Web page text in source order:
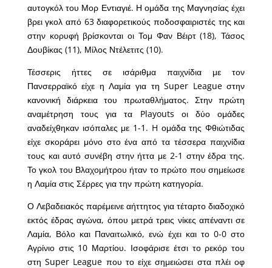
αυτογκόλ του Μορ Εντιαγιέ. Η ομάδα της Μαγνησίας έχει
βρει γκολ από 63 διαφορετικούς ποδοσφαιριστές της και
στην κορυφή βρίσκονται οι Τομ Φαν Βέιρτ (18), Τάσος
Δουβίκας (11), Μίλος Ντέλετιτς (10).
Τέσσερις ήττες σε ισάριθμα παιχνίδια με τον
Πανσερραϊκό είχε η Λαμία για τη Super League στην
κανονική διάρκεια του πρωταθλήματος. Στην πρώτη
αναμέτρηση τους για τα Playouts οι δύο ομάδες
αναδείχθηκαν ισόπαλες με 1-1. H ομάδα της Φθιώτιδας
είχε σκοράρει μόνο στο ένα από τα τέσσερα παιχνίδια
τους και αυτό συνέβη στην ήττα με 2-1 στην έδρα της.
Το γκολ του Βλαχομήτρου ήταν το πρώτο που σημείωσε
η Λαμία στις Σέρρες για την πρώτη κατηγορία.
Ο Λεβαδειακός παρέμεινε αήττητος για τέταρτο διαδοχικό
εκτός έδρας αγώνα, όπου μετρά τρεις νίκες απέναντι σε
Λαμία, Βόλο και Παναιτωλικό, ενώ έχει και το 0-0 στο
Αγρίνιο στις 10 Μαρτίου. Ισοφάρισε έτσι το ρεκόρ του
στη Super League που το είχε σημειώσει στα πλέι οφ